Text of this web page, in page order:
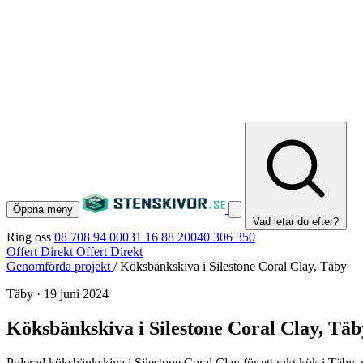
Öppna meny
Vad letar du efter?
Ring oss 08 708 94 00031 16 88 20040 306 350
Offert Direkt Offert Direkt
Genomförda projekt / Köksbänkskiva i Silestone Coral Clay, Täby
Täby · 19 juni 2024
Köksbänkskiva i Silestone Coral Clay,